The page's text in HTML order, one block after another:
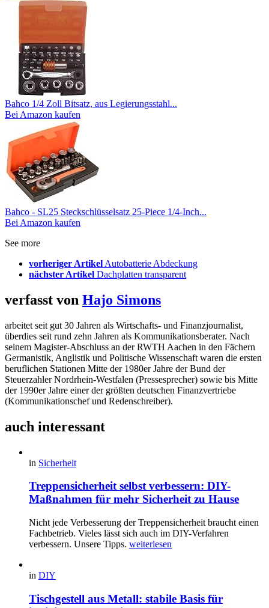
Bahco 1/4 Zoll Bitsatz, aus Legierungsstahl...
Bei Amazon kaufen
Bahco - SL25 Steckschlüsselsatz 25-Piece 1/4-Inch...
Bei Amazon kaufen
See more
vorheriger Artikel Autobatterie Abdeckung
nächster Artikel Dachplatten transparent
verfasst von Hajo Simons
arbeitet seit gut 30 Jahren als Wirtschafts- und Finanzjournalist,
überdies seit rund zehn Jahren als Kommunikationsberater. Nach
seinem Magister-Abschluss an der RWTH Aachen in den Fächern
Germanistik, Anglistik und Politische Wissenschaft waren die ersten
beruflichen Stationen Mitte der 1980er Jahre der Bund der
Steuerzahler Nordrhein-Westfalen (Pressesprecher) sowie bis Mitte
der 1990er Jahre einer der größten deutschen Finanzvertriebe
(Kommunikationschef und Redenschreiber).
auch interessant
in Sicherheit
Treppensicherheit selbst verbessern: DIY-
Maßnahmen für mehr Sicherheit zu Hause
Nicht jede Verbesserung der Treppensicherheit braucht einen
Fachbetrieb. Vieles lässt sich auch im DIY-Verfahren
verbessern. Unsere Tipps. weiterlesen
in DIY
Tischgestell aus Metall: stabile Basis für